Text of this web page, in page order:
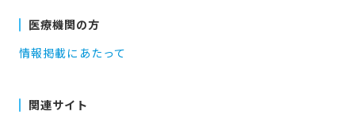
医療機関の方
情報掲載にあたって
関連サイト